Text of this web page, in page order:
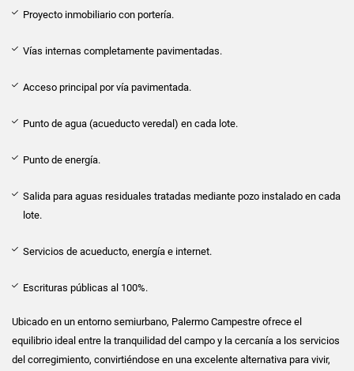
Proyecto inmobiliario con portería.
Vías internas completamente pavimentadas.
Acceso principal por vía pavimentada.
Punto de agua (acueducto veredal) en cada lote.
Punto de energía.
Salida para aguas residuales tratadas mediante pozo instalado en cada
lote.
Servicios de acueducto, energía e internet.
Escrituras públicas al 100%.
Ubicado en un entorno semiurbano, Palermo Campestre ofrece el
equilibrio ideal entre la tranquilidad del campo y la cercanía a los servicios
del corregimiento, convirtiéndose en una excelente alternativa para vivir,